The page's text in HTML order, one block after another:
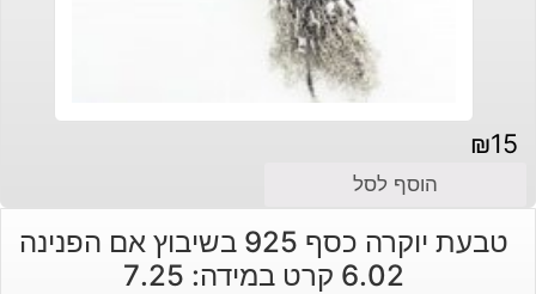
₪15
הוסף לסל
טבעת יוקרה כסף 925 בשיבוץ אם הפנינה
6.02 קרט במידה: 7.25